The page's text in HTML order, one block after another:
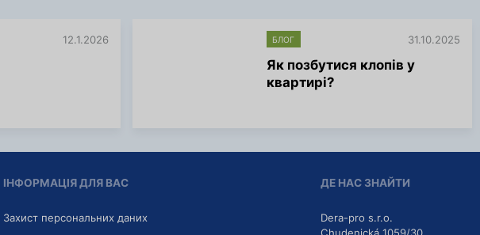
12.1.2026 БЛОГ 31.10.2025
Як позбутися клопів у
квартирі?
ь
ІНФОРМАЦІЯ ДЛЯ ВАС
Захист персональних даних
ДЕ НАС ЗНАЙТИ
Dera-pro s.r.o.